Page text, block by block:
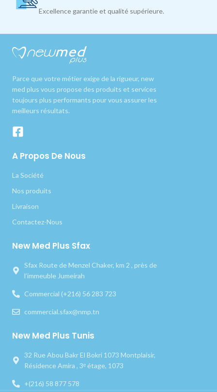
Excellence garantie et qualité supérieure.
Parce que votre métier exige de la rigueur, new
med plus vous propose des produits et services
toujours plus performants pour vous assurer les
meilleurs résultats.
A Propos De Nous
La Société
Nos produits
Livraison
Contactez-Nous
New Med Plus Sfax
Sfax Route de Menzel Chaker, km 2 , près de
l’immeuble Jumeirah
Commercial (+216) 56 283 723
commercial.sfax@nmp.tn
New Med Plus Tunis
32 Rue Abou Bakr El Bokri 1073 Montplaisir,
Résidence Amira , 3ᵉ étage, 1073
+(216) 58 877 578